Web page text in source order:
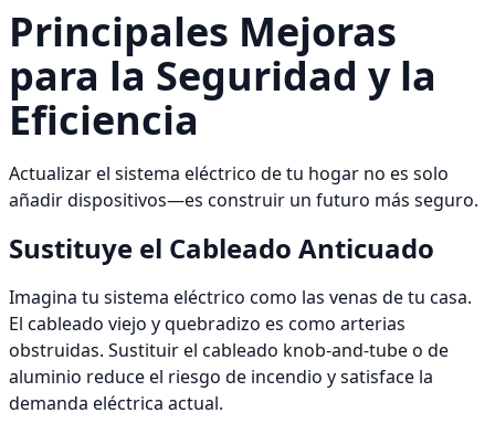
Principales Mejoras
para la Seguridad y la
Eficiencia
Actualizar el sistema eléctrico de tu hogar no es solo
añadir dispositivos—es construir un futuro más seguro.
Sustituye el Cableado Anticuado
Imagina tu sistema eléctrico como las venas de tu casa.
El cableado viejo y quebradizo es como arterias
obstruidas. Sustituir el cableado knob-and-tube o de
aluminio reduce el riesgo de incendio y satisface la
demanda eléctrica actual.